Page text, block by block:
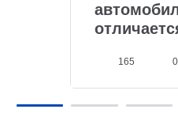
165 0